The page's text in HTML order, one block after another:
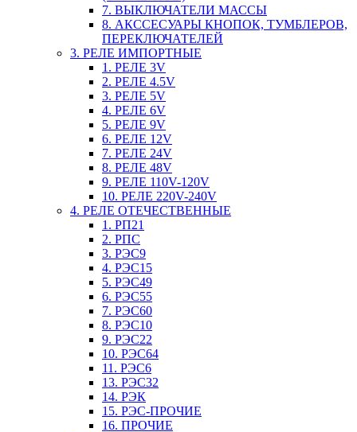
7. ВЫКЛЮЧАТЕЛИ МАССЫ
8. АКССЕСУАРЫ КНОПОК, ТУМБЛЕРОВ,
ПЕРЕКЛЮЧАТЕЛЕЙ
3. РЕЛЕ ИМПОРТНЫЕ
1. РЕЛЕ 3V
2. РЕЛЕ 4.5V
3. РЕЛЕ 5V
4. РЕЛЕ 6V
5. РЕЛЕ 9V
6. РЕЛЕ 12V
7. РЕЛЕ 24V
8. РЕЛЕ 48V
9. РЕЛЕ 110V-120V
10. РЕЛЕ 220V-240V
4. РЕЛЕ ОТЕЧЕСТВЕННЫЕ
1. РП21
2. РПС
3. РЭС9
4. РЭС15
5. РЭС49
6. РЭС55
7. РЭС60
8. РЭС10
9. РЭС22
10. РЭС64
11. РЭС6
13. РЭС32
14. РЭК
15. РЭС-ПРОЧИЕ
16. ПРОЧИЕ